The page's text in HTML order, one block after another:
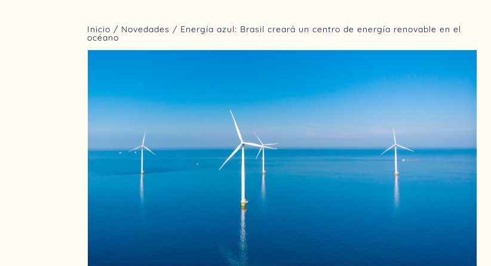
Inicio / Novedades / Energía azul: Brasil creará un centro de energía renovable en el
océano